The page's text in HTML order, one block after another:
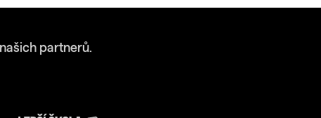
partnerů.